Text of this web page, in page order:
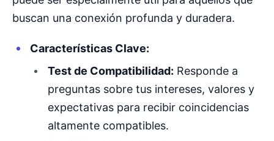
buscan una conexión profunda y duradera.
Características Clave:
Test de Compatibilidad: Responde a
preguntas sobre tus intereses, valores y
expectativas para recibir coincidencias
altamente compatibles.